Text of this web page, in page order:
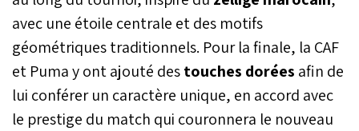
avec une étoile centrale et des motifs
géométriques traditionnels. Pour la finale, la CAF
et Puma y ont ajouté destouches dorées afin de
lui conférer un caractère unique, en accord avec
le prestige du match qui couronnera le nouveau